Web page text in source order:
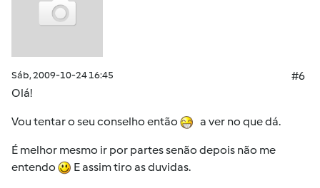
Sáb, 2009-10-24 16:45
#6
Olá!
Vou tentar o seu conselho então a ver no que dá.
É melhor mesmo ir por partes senão depois não me
entendo
E assim tiro as duvidas.